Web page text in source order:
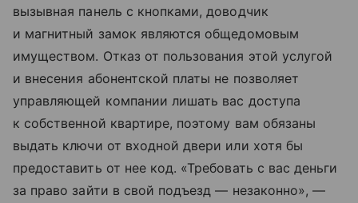
вызывная панель с кнопками, доводчик
и магнитный замок являются общедомовым
имуществом. Отказ от пользования этой услугой
и внесения абонентской платы не позволяет
управляющей компании лишать вас доступа
к собственной квартире, поэтому вам обязаны
выдать ключи от входной двери или хотя бы
предоставить от нее код. «Требовать с вас деньги
за право зайти в свой подъезд — незаконно», —